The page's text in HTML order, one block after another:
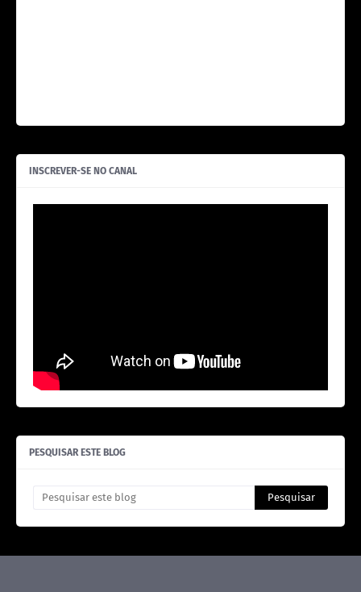
INSCREVER-SE NO CANAL
PESQUISAR ESTE BLOG